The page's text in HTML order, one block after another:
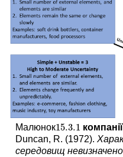
Малюнок15.3.1
15.3.1
Duncan, R. (1972).
середовищ